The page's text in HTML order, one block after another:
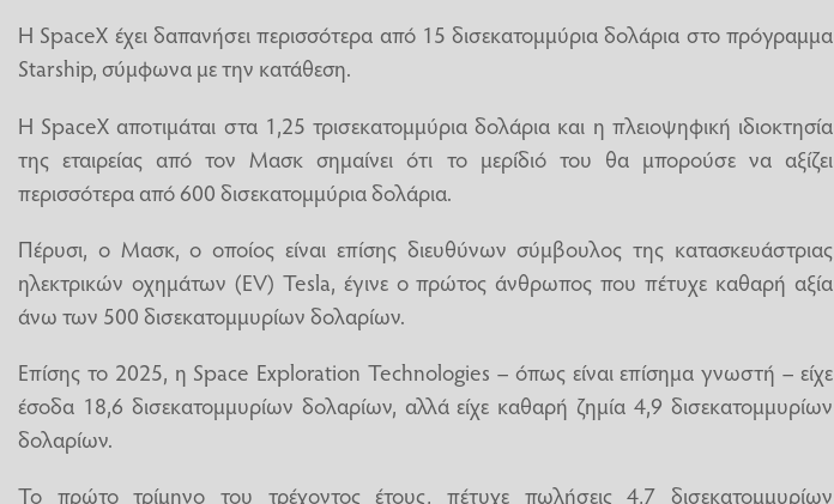
Η SpaceX έχει δαπανήσει περισσότερα από 15 δισεκατομμύρια δολάρια στο πρόγραμμα
Starship, σύμφωνα με την κατάθεση.
Η SpaceX αποτιμάται στα 1,25 τρισεκατομμύρια δολάρια και η πλειοψηφική ιδιοκτησία
της εταιρείας από τον Μασκ σημαίνει ότι το μερίδιό του θα μπορούσε να αξίζει
περισσότερα από 600 δισεκατομμύρια δολάρια.
Πέρυσι, ο Μασκ, ο οποίος είναι επίσης διευθύνων σύμβουλος της κατασκευάστριας
ηλεκτρικών οχημάτων (EV) Tesla, έγινε ο πρώτος άνθρωπος που πέτυχε καθαρή αξία
άνω των 500 δισεκατομμυρίων δολαρίων.
Επίσης το 2025, η Space Exploration Technologies – όπως είναι επίσημα γνωστή – είχε
έσοδα 18,6 δισεκατομμυρίων δολαρίων, αλλά είχε καθαρή ζημία 4,9 δισεκατομμυρίων
δολαρίων.
Το πρώτο τρίμηνο του τρέχοντος έτους, πέτυχε πωλήσεις 4,7 δισεκατομμυρίων